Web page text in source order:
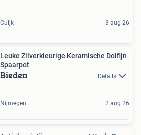
Cuijk 3 aug 26
Leuke Zilverkleurige Keramische Dolfijn
Spaarpot
Bieden Details
Nijmegen 2 aug 26